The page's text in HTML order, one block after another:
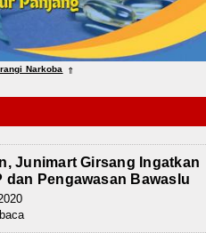
Narkoba ⇑
Junimart Girsang Ingatkan
dan Pengawasan Bawaslu